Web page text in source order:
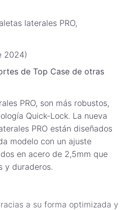
laterales PRO,
2024)
de Top Case de otras
PRO, son más robustos,
Quick-Lock. La nueva
PRO están diseñados
modelo con un ajuste
en acero de 2,5mm que
y duraderos.
a su forma optimizada y